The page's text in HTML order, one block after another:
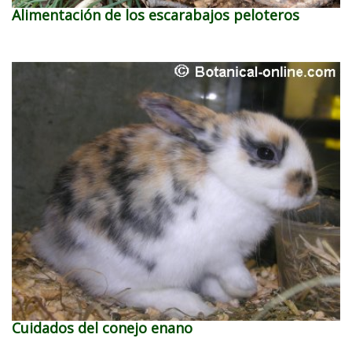
Alimentación de los escarabajos peloteros
Cuidados del conejo enano